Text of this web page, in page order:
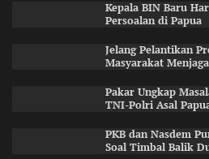
Kepala BIN Baru
Persoalan di Papua
Jelang Pelantikan
Masyarakat
Pakar Ungkap
TNI-Polri Asal
PKB dan Nasdem
Soal Timbal Balik